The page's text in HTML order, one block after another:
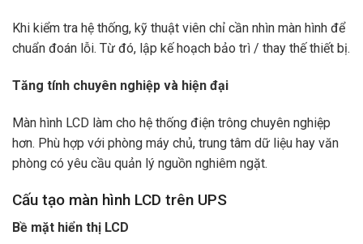
Khi kiểm tra hệ thống, kỹ thuật viên chỉ cần nhìn màn hình để
chuẩn đoán lỗi. Từ đó, lập kế hoạch bảo trì / thay thế thiết bị.
Tăng tính chuyên nghiệp và hiện đại
Màn hình LCD làm cho hệ thống điện trông chuyên nghiệp
hơn. Phù hợp với phòng máy chủ, trung tâm dữ liệu hay văn
phòng có yêu cầu quản lý nguồn nghiêm ngặt.
Cấu tạo màn hình LCD trên UPS
Bề mặt hiển thị LCD